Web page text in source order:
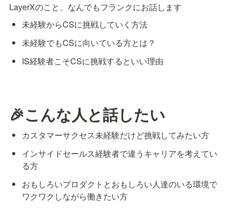
LayerXのこと、なんでもフランクにお話します
未経験からCSに挑戦していく方法
未経験でもCSに向いている方とは？
IS経験者こそCSに挑戦するといい理由
🎉こんな人と話したい
カスタマーサクセス未経験だけど挑戦してみたい方
インサイドセールス経験者で違うキャリアを考えてい
る方
おもしろいプロダクトとおもしろい人達のいる環境で
ワクワクしながら働きたい方